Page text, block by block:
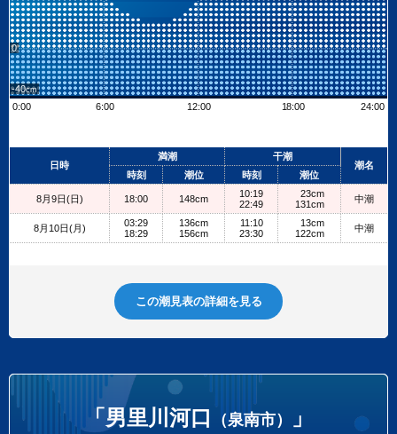
0
-40
0:00
6:00 12:00 18:00 24:00
+
日時
満潮
干潮
潮名
時刻
潮位 時刻 潮位
8月9日(日) 18:00 148cm
10:19
22:49
23cm
131cm
中潮
8月10日(月)
03:29
18:29
136cm
156cm
11:10
23:30
13cm
122cm
中潮
この潮見表の詳細を見る
「男里川河口 （泉南市） 」